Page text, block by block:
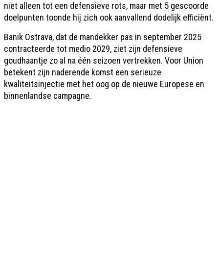
niet alleen tot een defensieve rots, maar met 5 gescoorde
doelpunten toonde hij zich ook aanvallend dodelijk efficiënt.
Banik Ostrava, dat de mandekker pas in september 2025
contracteerde tot medio 2029, ziet zijn defensieve
goudhaantje zo al na één seizoen vertrekken. Voor Union
betekent zijn naderende komst een serieuze
kwaliteitsinjectie met het oog op de nieuwe Europese en
binnenlandse campagne.